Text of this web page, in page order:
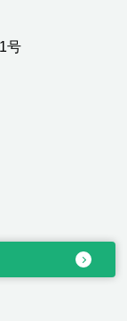
号